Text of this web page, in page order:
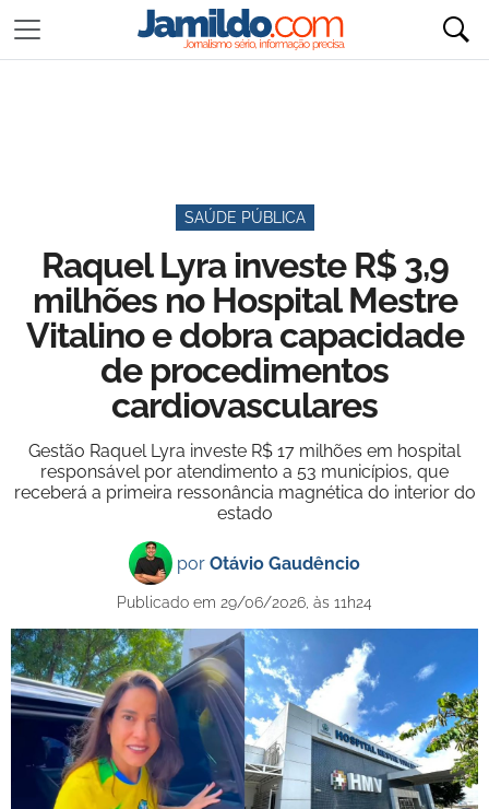
SAÚDE PÚBLICA
Raquel Lyra investe R$ 3,9
milhões no Hospital Mestre
Vitalino e dobra capacidade
de procedimentos
cardiovasculares
Gestão Raquel Lyra investe R$ 17 milhões em hospital
responsável por atendimento a 53 municípios, que
receberá a primeira ressonância magnética do interior do
estado
por Otávio Gaudêncio
Publicado em 29/06/2026, às 11h24